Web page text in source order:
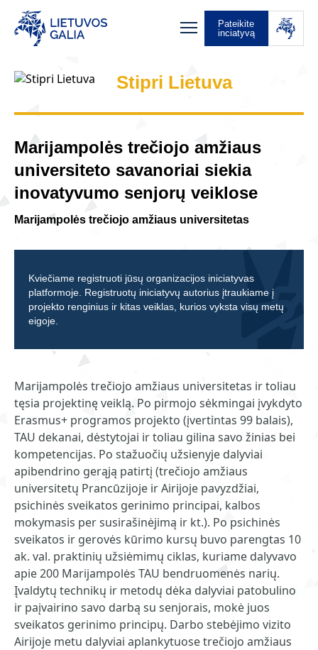
Pateikite
inciatyvą
Stipri Lietuva
Marijampolės trečiojo amžiaus
universiteto savanoriai siekia
inovatyvumo senjorų veiklose
Marijampolės trečiojo amžiaus universitetas
Kviečiame registruoti jūsų organizacijos iniciatyvas
platformoje. Registruotų iniciatyvų autorius įtraukiame į
projekto renginius ir kitas veiklas, kurios vyksta visų metų
eigoje.
Marijampolės trečiojo amžiaus universitetas ir toliau
tęsia projektinę veiklą. Po pirmojo sėkmingai įvykdyto
Erasmus+ programos projekto (įvertintas 99 balais),
TAU dekanai, dėstytojai ir toliau gilina savo žinias bei
kompetencijas. Po stažuočių užsienyje dalyviai
apibendrino gerąją patirtį (trečiojo amžiaus
universitetų Prancūzijoje ir Airijoje pavyzdžiai,
psichinės sveikatos gerinimo principai, kalbos
mokymasis per susirašinėjimą ir kt.). Po psichinės
sveikatos ir gerovės kūrimo kursų buvo parengtas 10
ak. val. praktinių užsiėmimų ciklas, kuriame dalyvavo
apie 200 Marijampolės TAU bendruomenės narių.
Įvaldytų technikų ir metodų dėka dalyviai patobulino
ir paįvairino savo darbą su senjorais, mokė juos
sveikatos gerinimo principų. Darbo stebėjimo vizito
Airijoje metu dalyviai aplankytuose trečiojo amžiaus